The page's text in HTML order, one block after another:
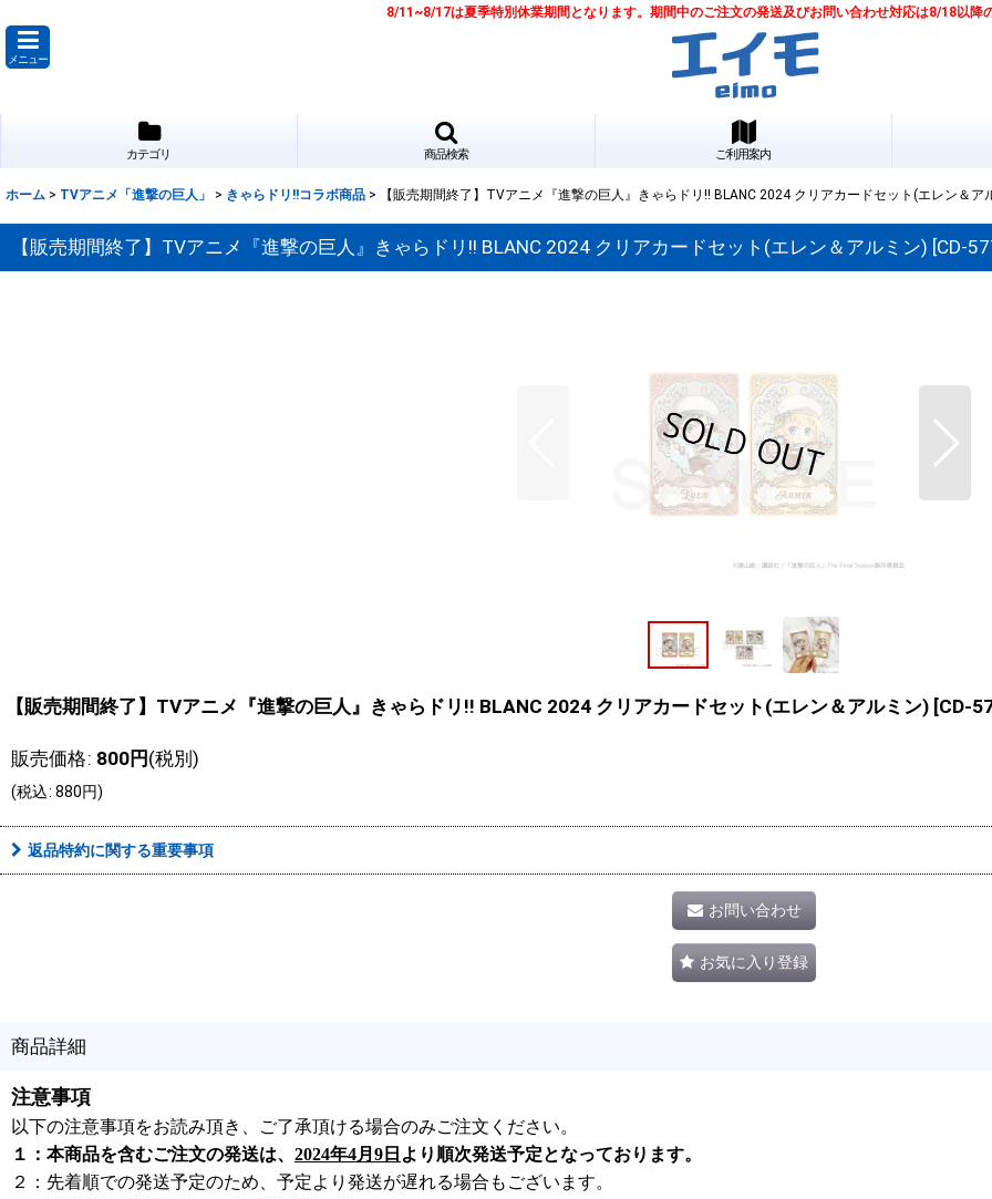
8/11~8/17は夏季特別休業期間となります。期間中のご注文の発送及びお問い合わせ対応は8/18以降
メニュー
カテゴリ 商品検索 ご利用案内
ホーム > TVアニメ「進撃の巨人」 > きゃらドリ!!コラボ商品 > 【販売期間終了】TVアニメ『進撃の巨人』きゃらドリ!! BLANC 2024 クリアカードセット(エレン＆ア
【販売期間終了】TVアニメ『進撃の巨人』きゃらドリ!! BLANC 2024 クリアカードセット(エレン＆アルミン) [CD-
【販売期間終了】TVアニメ『進撃の巨人』きゃらドリ!! BLANC 2024 クリアカードセット(エレン＆アルミン) [CD-
販売価格: 800円 (税別)
(税込: 880円)
返品特約に関する重要事項
お問い合わせ
お気に入り登録
商品詳細
注意事項
以下の注意事項をお読み頂き、ご了承頂ける場合のみご注文ください。
１：本商品を含むご注文の発送は、 2024年4月9日 より順次発送予定となっております。
２：先着順での発送予定のため、予定より発送が遅れる場合もございます。